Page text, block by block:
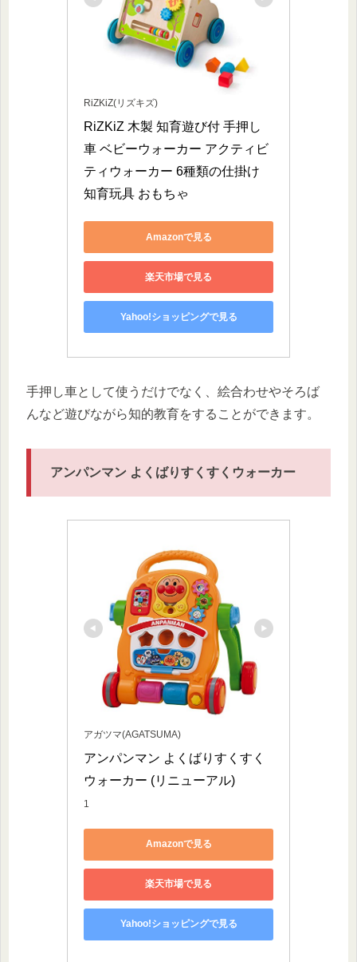
RiZKiZ(リズキズ)
RiZKiZ 木製 知育遊び付 手押し
車 ベビーウォーカー アクティビ
ティウォーカー 6種類の仕掛け
知育玩具 おもちゃ
Amazonで見る
楽天市場で見る
Yahoo!ショッピングで見る
手押し車として使うだけでなく、絵合わせやそろば
んなど遊びながら知的教育をすることができます。
アンパンマン よくばりすくすくウォーカー
アガツマ(AGATSUMA)
アンパンマン よくばりすくすく
ウォーカー (リニューアル)
1
Amazonで見る
楽天市場で見る
Yahoo!ショッピングで見る